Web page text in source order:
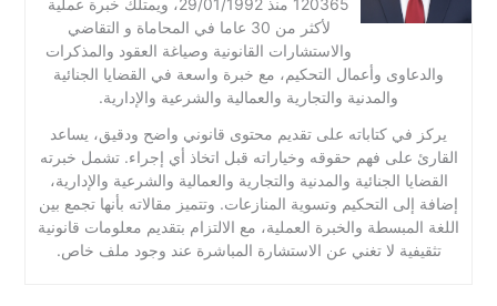
لأكثر من 30 عاما في المحاماة و التقاضي
والاستشارات القانونية وصياغة العقود والمذكرات
والدعاوى وأعمال التحكيم، مع خبرة واسعة في القضايا الجنائية
والمدنية والتجارية والعمالية والشرعية والإدارية.
يركز في كتاباته على تقديم محتوى قانوني واضح ودقيق، يساعد
القارئ على فهم حقوقه وخياراته قبل اتخاذ أي إجراء. تشمل خبرته
القضايا الجنائية والمدنية والتجارية والعمالية والشرعية والإدارية،
إضافة إلى التحكيم وتسوية المنازعات. وتتميز مقالاته بأنها تجمع بين
اللغة المبسطة والخبرة العملية، مع الالتزام بتقديم معلومات قانونية
تثقيفية لا تغني عن الاستشارة المباشرة عند وجود ملف خاص.